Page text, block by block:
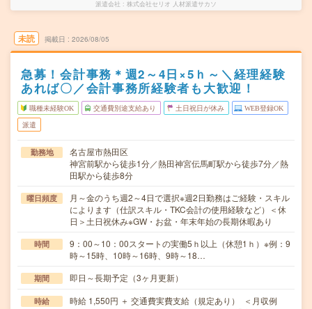
派遣会社 株式会社セリオ 人材派遣サカソ
未読 掲載日 2026/08/05
急募！会計事務＊週2～4日×5ｈ～＼経理経験
あれば〇／会計事務所経験者も大歓迎！
職種未経験OK 交通費別途支給あり 土日祝日が休み WEB登録OK
派遣
勤務地
名古屋市熱田区
神宮前駅から徒歩1分／熱田神宮伝馬町駅から徒歩7分／熱
田駅から徒歩8分
曜日頻度
月～金のうち週2～4日で選択※週2日勤務はご経験・スキル
によります（仕訳スキル・TKC会計の使用経験など）＜休
日＞土日祝休み※GW・お盆・年末年始の長期休暇あり
時間
9：00～10：00スタートの実働5ｈ以上（休憩1ｈ）※例：9
時～15時、10時～16時、9時～18…
期間 即日～長期予定（3ヶ月更新）
時給
時給 1,550円 ＋ 交通費実費支給（規定あり） ＜月収例